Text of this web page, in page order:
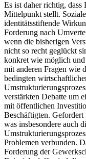
Es ist daher richtig,
Mittelpunkt stellt.
identitätsstiftende
Forderung nach
wenn die bisherigen
nicht so recht geglückt
konkret wie möglich und
mit anderen Fragen wie
bedingten
verstärkten Debatte um
mit öffentlichen
Beschäftigten.
was insbesondere auch
Problemen verbunden.
Forderung der